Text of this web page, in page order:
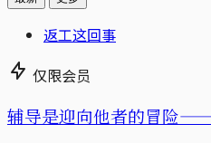
返工这回事
仅限会员
辅导是迎向他者的冒险